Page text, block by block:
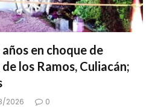
en choque de
los Ramos, Culiacán;
2026 0